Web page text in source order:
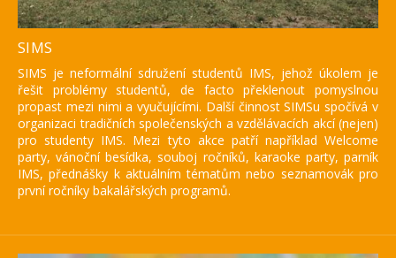
Institut mezinárodních studií
FSV UK
Více informací naleznete zde
SIMS
SIMS je neformální sdružení studentů IMS, jehož úkolem je
řešit problémy studentů, de facto překlenout pomyslnou
propast mezi nimi a vyučujícími. Další činnost SIMSu spočívá v
organizaci tradičních společenských a vzdělávacích akcí (nejen)
pro studenty IMS. Mezi tyto akce patří například Welcome
party, vánoční besídka, souboj ročníků, karaoke party, parník
IMS, přednášky k aktuálním tématům nebo seznamovák pro
první ročníky bakalářských programů.